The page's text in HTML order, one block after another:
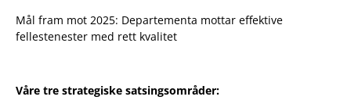
Mål fram mot 2025: Departementa mottar effektive
fellestenester med rett kvalitet
Våre tre strategiske satsingsområder: